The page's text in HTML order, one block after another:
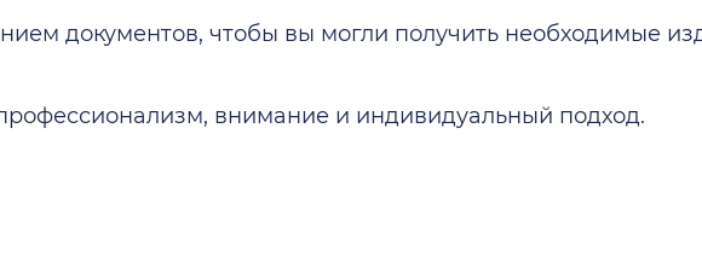
документов, чтобы вы могли получить необходимые
внимание и индивидуальный подход.